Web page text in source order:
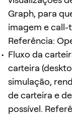
Graph, para
imagem e call-
Referência:
Fluxo da
carteira
simulação,
de carteira e
possível.